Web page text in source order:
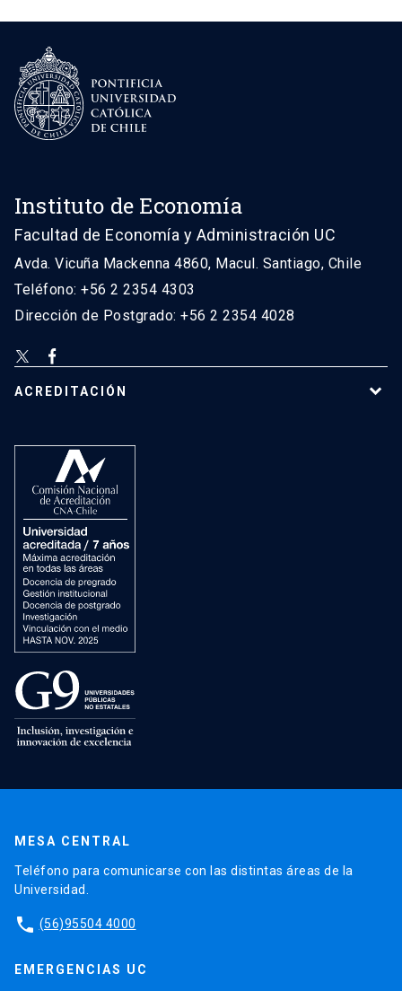
Instituto de Economía
Facultad de Economía y Administración UC
Avda. Vicuña Mackenna 4860, Macul. Santiago, Chile
Teléfono: +56 2 2354 4303
Dirección de Postgrado: +56 2 2354 4028
ACREDITACIÓN
MESA CENTRAL
Teléfono para comunicarse con las distintas áreas de la
Universidad.
phone (56)95504 4000
EMERGENCIAS UC